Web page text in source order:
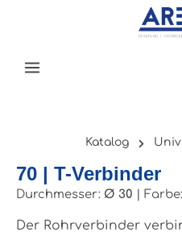
Zum Hauptinhalt springen
Katalog
70 | T-Verbinder
Durchmesser: Ø 30 Farbe:
Der Rohrverbinder